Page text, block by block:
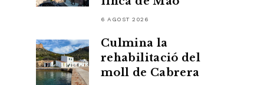
6 AGOST 2026
Culmina la
rehabilitació del
moll de Cabrera